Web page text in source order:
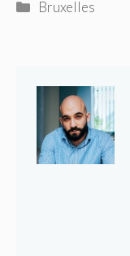
Catégories
Bruxelles